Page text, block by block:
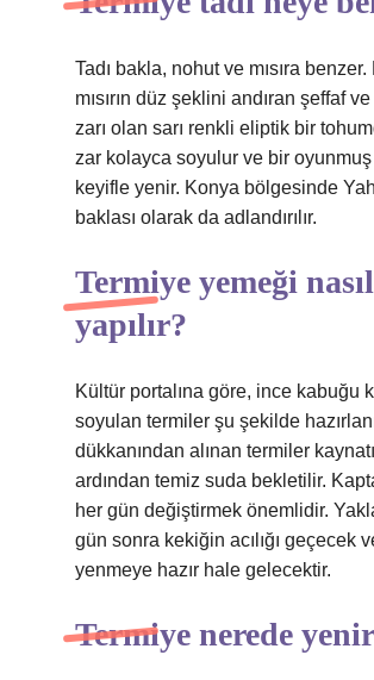
Tadı bakla, nohut ve mısıra
mısırın düz şeklini andıran şeffaf
zarı olan sarı renkli eliptik bir
zar kolayca soyulur ve bir
keyifle yenir. Konya bölgesinde
baklası olarak da adlandırılır.
Termiye yemeği nasıl
yapılır?
Kültür portalına göre, ince kabuğu
soyulan termiler şu şekilde
dükkanından alınan termiler
ardından temiz suda bekletilir.
her gün değiştirmek önemlidir.
gün sonra kekiğin acılığı geçecek
yenmeye hazır hale gelecektir.
Termiye nerede